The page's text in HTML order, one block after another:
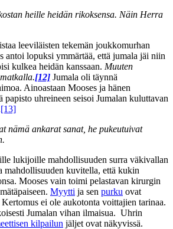
heille heidän rikoksensa. Näin Herra
leeviläisten tekemän joukkomurhan
antoi lopuksi ymmärtää, että jumala jäi niin
kulkea heidän kanssaan. Muuten
[12] Jumala oli täynnä
Ainoastaan Mooses ja hänen
uhreineen seisoi Jumalan kuluttavan
[13]
nämä ankarat sanat, he pukeutuivat
lukijoille mahdollisuuden surra väkivallan
mahdollisuuden kuvitella, että kukin
Mooses vain toimi pelastavan kirurgin
Myytti ja sen purku ovat
ei ole aukotonta voittajien tarinaa.
Jumalan vihan ilmaisua. Uhrin
kilpailun jäljet ovat näkyvissä.